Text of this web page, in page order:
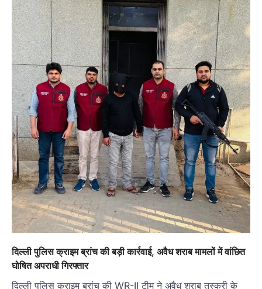
दिल्ली पुलिस क्राइम ब्रांच की बड़ी कार्रवाई, अवैध शराब मामलों में वांछित
घोषित अपराधी गिरफ्तार
दिल्ली पुलिस क्राइम ब्रांच की WR-II टीम ने अवैध शराब तस्करी के